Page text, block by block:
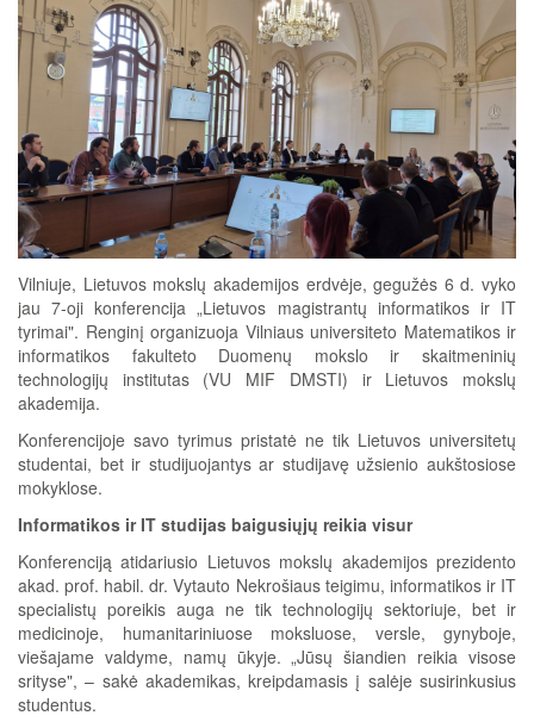
Vilniuje, Lietuvos mokslų akademijos erdvėje, gegužės 6 d. vyko
jau 7-oji konferencija „Lietuvos magistrantų informatikos ir IT
tyrimai". Renginį organizuoja Vilniaus universiteto Matematikos ir
informatikos fakulteto Duomenų mokslo ir skaitmeninių
technologijų institutas (VU MIF DMSTI) ir Lietuvos mokslų
akademija.
Konferencijoje savo tyrimus pristatė ne tik Lietuvos universitetų
studentai, bet ir studijuojantys ar studijavę užsienio aukštosiose
mokyklose.
Informatikos ir IT studijas baigusiųjų reikia visur
Konferenciją atidariusio Lietuvos mokslų akademijos prezidento
akad. prof. habil. dr. Vytauto Nekrošiaus teigimu, informatikos ir IT
specialistų poreikis auga ne tik technologijų sektoriuje, bet ir
medicinoje, humanitariniuose moksluose, versle, gynyboje,
viešajame valdyme, namų ūkyje. „Jūsų šiandien reikia visose
srityse", – sakė akademikas, kreipdamasis į salėje susirinkusius
studentus.